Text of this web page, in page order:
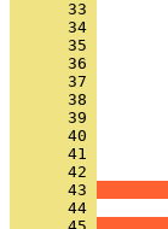
      33
      34
      35
      36
      37
      38
      39
      40
      41
      42
      43
      44